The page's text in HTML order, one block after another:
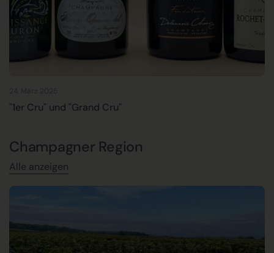
"1er Cru" und "Grand Cru"
Champagner Region
Alle anzeigen